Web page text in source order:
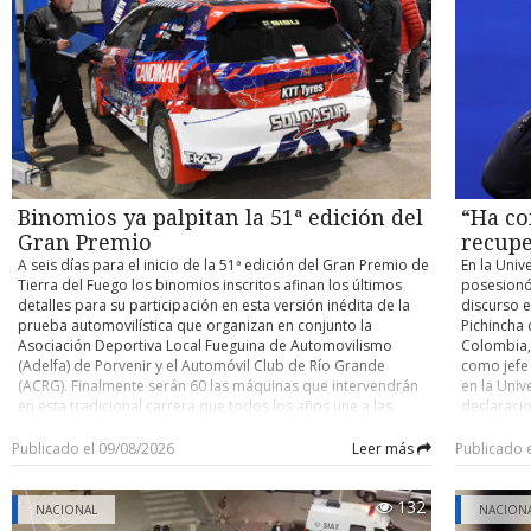
atribuido a Irán. Con información de Infobae
accidente y determinar eventuales responsabilidades. Su
control de detención quedó fijado para este domingo.
el
acceder
cerrado
y
Binomios ya palpitan la 51ª edición del
Gran Premio
A seis días para el inicio de la 51ª edición del Gran Premio de
Tierra del Fuego los binomios inscritos afinan los últimos
detalles para su participación en esta versión inédita de la
prueba automovilística que organizan en conjunto la
Asociación Deportiva Local Fueguina de Automovilismo
(Adelfa) de Porvenir y el Automóvil Club de Río Grande
(ACRG). Finalmente serán 60 las máquinas que intervendrán
en esta tradicional carrera que todos los años une a las
vuelta, con partida y llegada este año en la capital fueguina.
Como es ya conocido, para esta versión los organizadores
determinaron que la carrera se dispute por etapas,
reemplazando lo que se realizaba hasta la edición pasada
que era de bandera a bandera y sin detenciones entremedio
Publicado el 09/08/2026 Leer más
“Ha
En la
discurso
Pichincha
como
en la
nacional”
país. En
Ha
autoridad
Publicado
NACIONAL 132